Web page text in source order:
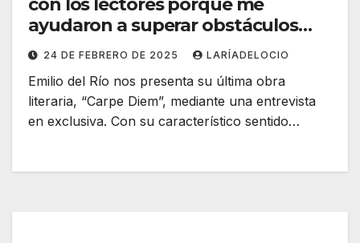
con los lectores porque me
ayudaron a superar obstáculos
que me impedían ser feliz”
24 DE FEBRERO DE 2025 LARÍADELOCIO
Emilio del Río nos presenta su última obra
literaria, “Carpe Diem”, mediante una entrevista
en exclusiva. Con su característico sentido…